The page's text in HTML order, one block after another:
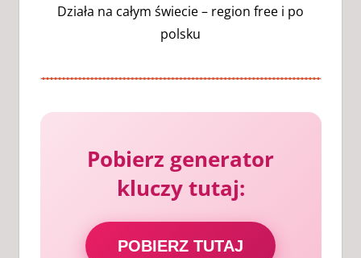
Działa na całym świecie – region free i po
polsku
Pobierz generator
kluczy tutaj:
POBIERZ TUTAJ